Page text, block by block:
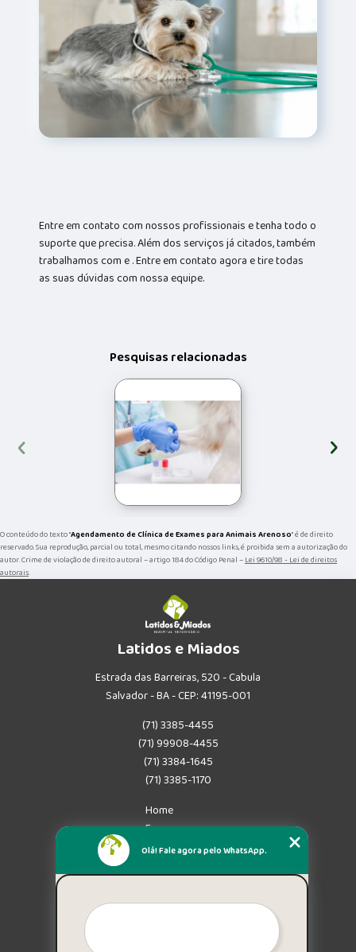
Entre em contato com nossos profissionais e tenha todo o
suporte que precisa. Além dos serviços já citados, também
trabalhamos com e . Entre em contato agora e tire todas
as suas dúvidas com nossa equipe.
Pesquisas relacionadas
‹ ›
O conteúdo do texto "Agendamento de Clínica de Exames para Animais Arenoso" é de direito
reservado. Sua reprodução, parcial ou total, mesmo citando nossos links, é proibida sem a autorização do
autor. Crime de violação de direito autoral – artigo 184 do Código Penal –Lei 9610/98 - Lei de direitos
autorais.
Latidos e Miados
Estrada das Barreiras, 520 - Cabula
Salvador - BA - CEP: 41195-001
(71) 3385-4455
(71) 99908-4455
(71) 3384-1645
(71) 3385-1170
Home
Empresa
Missão
Mapa do site
Olá! Fale agora pelo WhatsApp.